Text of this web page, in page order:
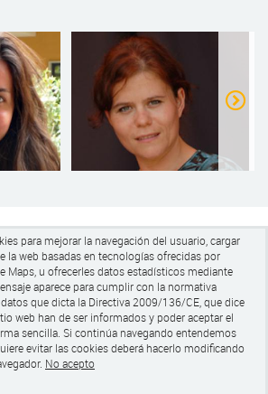
Ricardo Iglesias García
Universitat de Barcelona
Vall d'Hebrón 171, Edifici Llevant 005
CP 08035 Barcelona
tel +34 93 403 50 65
para mejorar la navegación del usuario, cargar
la web basadas en tecnologías ofrecidas por
Maps, u ofrecerles datos estadísticos mediante
aparece para cumplir con la normativa
que dicta la Directiva 2009/136/CE, que dice
web han de ser informados y poder aceptar el
sencilla. Si continúa navegando entendemos
evitar las cookiesdeberá hacerlo modificando
No acepto